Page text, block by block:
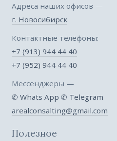
Адреса наших офисов —
г. Новосибирск
Контактные телефоны:
+7 (913) 944 44 40
+7 (952) 944 44 40
Мессенджеры —
✆ Whats App ✆ Telegram
arealconsalting@gmail.com
Полезное